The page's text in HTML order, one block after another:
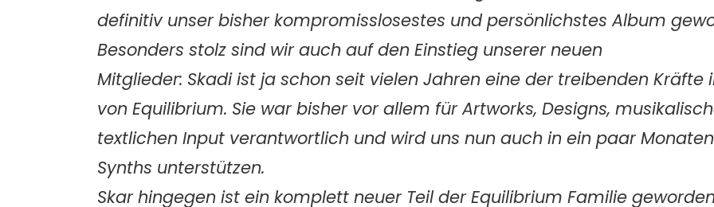
definitiv unser bisher kompromisslosestes und persönlichstes Album
Besonders stolz sind wir auch auf den Einstieg unserer neuen
Mitglieder: Skadi ist ja schon seit vielen Jahren eine der treibenden Kräfte
von Equilibrium. Sie war bisher vor allem für Artworks, Designs,
textlichen Input verantwortlich und wird uns nun auch in ein paar
Synths unterstützen.
Skar hingegen ist ein komplett neuer Teil der Equilibrium Familie